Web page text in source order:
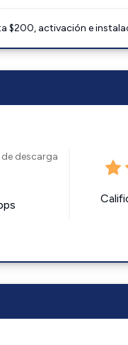
activación e
descarga